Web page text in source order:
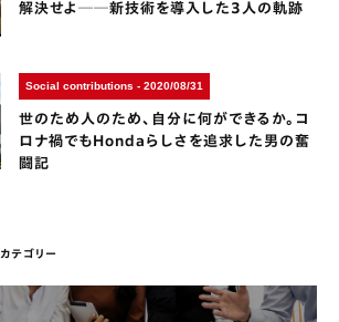
解決せよ──新技術を導入した3人の軌跡
Social contributions - 2020/08/31
世のため人のため、自分に何ができるか。コ
ロナ禍でもHondaらしさを追求した男の奮
闘記
カテゴリー